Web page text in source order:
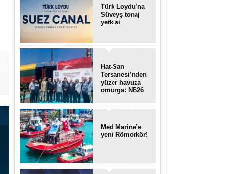
Türk Loydu’na
Süveyş tonaj
yetkisi
Hat-San
Tersanesi’nden
yüzer havuza
omurga: NB26
Med Marine’e
yeni Römorkör!